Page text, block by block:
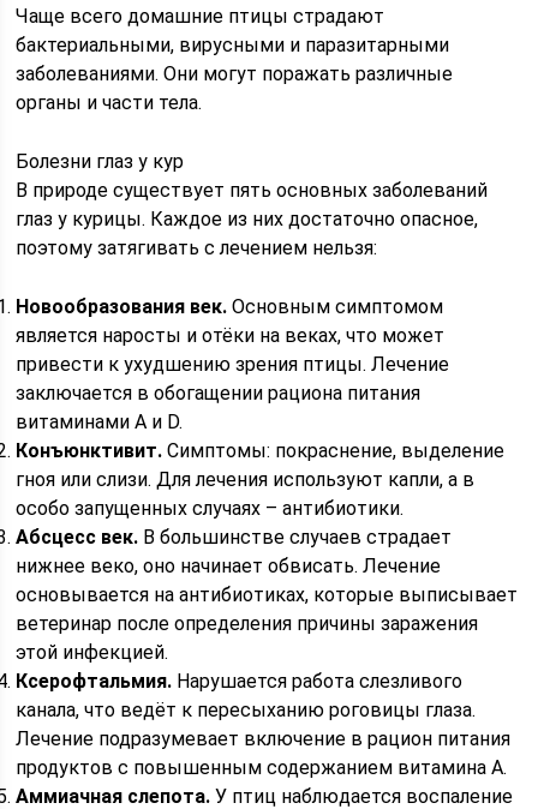
Чаще всего домашние птицы страдают
бактериальными, вирусными и паразитарными
заболеваниями. Они могут поражать различные
органы и части тела.
Болезни глаз у кур
В природе существует пять основных заболеваний
глаз у курицы. Каждое из них достаточно опасное,
поэтому затягивать с лечением нельзя:
Новообразования век. Основным симптомом
является наросты и отёки на веках, что может
привести к ухудшению зрения птицы. Лечение
заключается в обогащении рациона питания
витаминами А и D.
Конъюнктивит. Симптомы: покраснение, выделение
гноя или слизи. Для лечения используют капли, а в
особо запущенных случаях – антибиотики.
Абсцесс век. В большинстве случаев страдает
нижнее веко, оно начинает обвисать. Лечение
основывается на антибиотиках, которые выписывает
ветеринар после определения причины заражения
этой инфекцией.
Ксерофтальмия. Нарушается работа слезливого
канала, что ведёт к пересыханию роговицы глаза.
Лечение подразумевает включение в рацион питания
продуктов с повышенным содержанием витамина А.
Аммиачная слепота. У птиц наблюдается воспаление